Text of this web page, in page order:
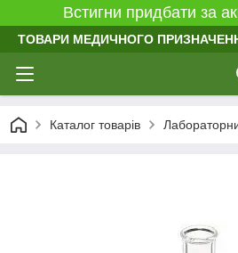
Встигни придбати за
ТОВАРИ МЕДИЧНОГО
Каталог товарів